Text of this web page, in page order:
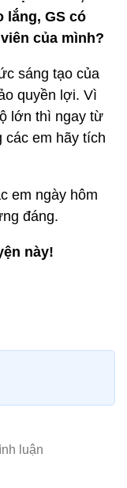
lắng, GS có
của mình?
sáng tạo của
quyền lợi. Vì
lớn thì ngay từ
các em hãy tích
em ngày hôm
đáng.
này!